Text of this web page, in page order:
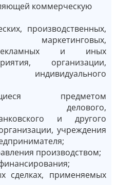
коммерческую
производственных,
маркетинговых,
рекламных и иных
организации,
предметом
делового,
и другого
учреждения
производством;
сделках, применяемых